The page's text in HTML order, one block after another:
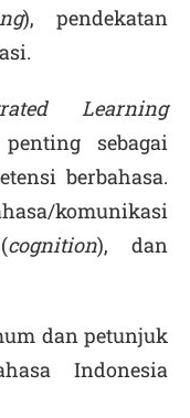
), pendekatan
Learning
sebagai
berbahasa.
komunikasi
cognition), dan
dan petunjuk
Indonesia